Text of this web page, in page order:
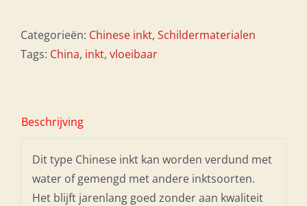
250
ml
Categorieën: Chinese inkt, Schildermaterialen
Tags: China, inkt, vloeibaar
Beschrijving
Dit type Chinese inkt kan worden verdund met
water of gemengd met andere inktsoorten.
Het blijft jarenlang goed zonder aan kwaliteit